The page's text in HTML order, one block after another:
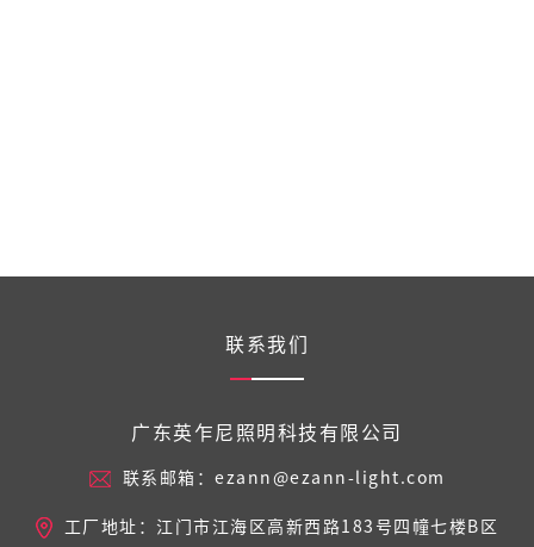
联系我们
广东英乍尼照明科技有限公司
联系邮箱：ezann@ezann-light.com
工厂地址：江门市江海区高新西路183号四幢七楼B区